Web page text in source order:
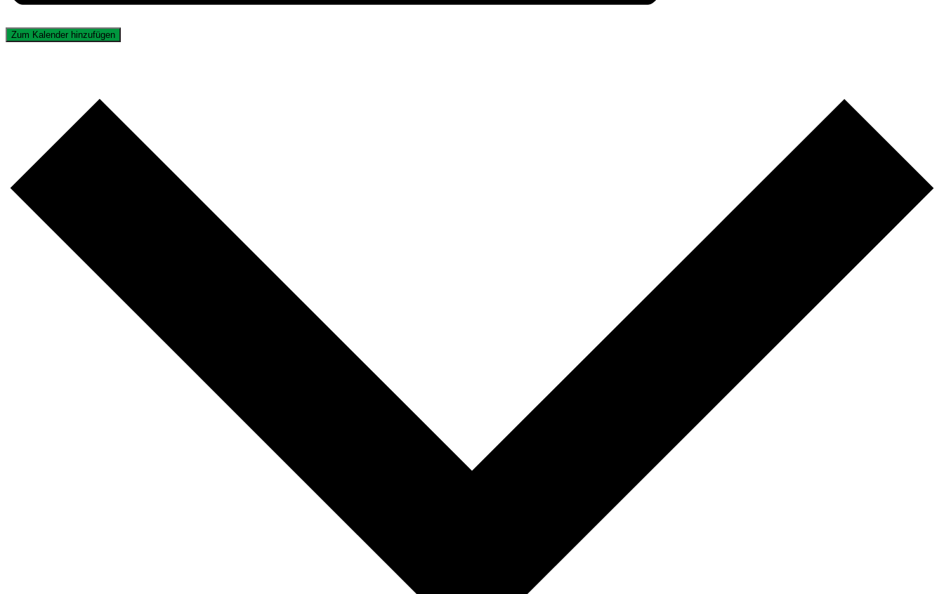
Zum Kalender hinzufügen